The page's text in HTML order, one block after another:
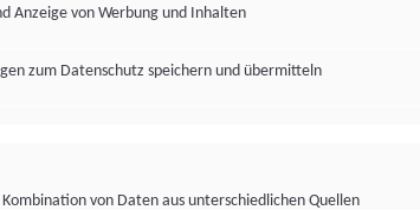
Anzeige von Werbung und Inhalten
zum Datenschutz speichern und übermitteln
von Daten aus unterschiedlichen Quellen